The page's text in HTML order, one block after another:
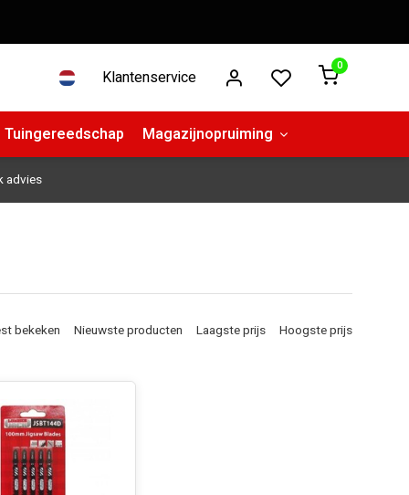
Klantenservice
0
Tuingereedschap Magazijnopruiming
advies
bekeken Nieuwste producten Laagste prijs Hoogste prijs